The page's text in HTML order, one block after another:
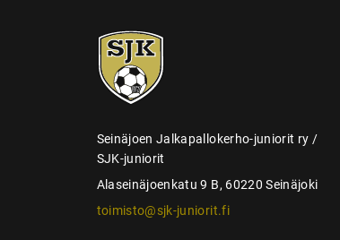
SJK-
juniorit
Seinäjoen Jalkapallokerho-juniorit ry /
SJK-juniorit
Alaseinäjoenkatu 9 B, 60220 Seinäjoki
toimisto@sjk-juniorit.fi